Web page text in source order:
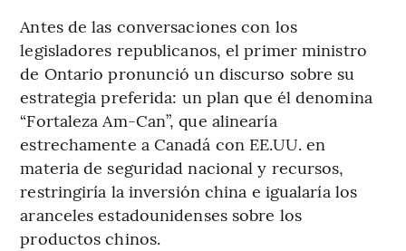
Antes de las conversaciones con los
legisladores republicanos, el primer ministro
de Ontario pronunció un discurso sobre su
estrategia preferida: un plan que él denomina
“Fortaleza Am-Can”, que alinearía
estrechamente a Canadá con EE.UU. en
materia de seguridad nacional y recursos,
restringiría la inversión china e igualaría los
aranceles estadounidenses sobre los
productos chinos.